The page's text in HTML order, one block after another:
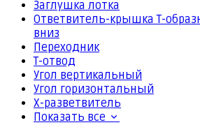
Заглушка лотка
Ответвитель-крышка Т-
вниз
Переходник
Т-отвод
Угол вертикальный
Угол горизонтальный
Х-разветвитель
Показать все